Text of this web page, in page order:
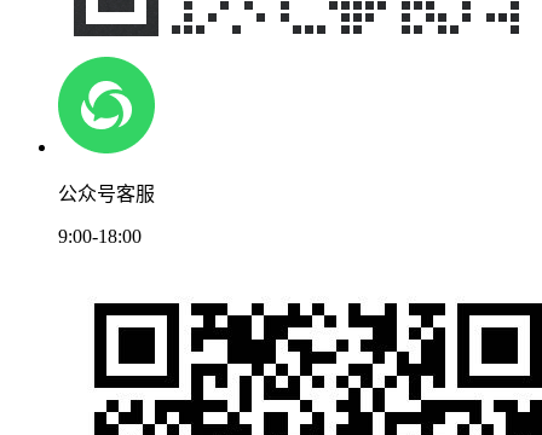
公众号客服
9:00-18:00